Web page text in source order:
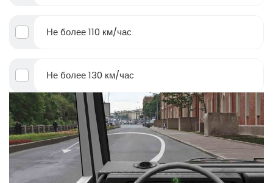
Не более 110 км/час
Не более 130 км/час